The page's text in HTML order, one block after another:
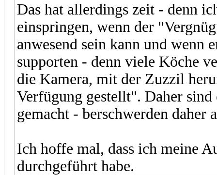
Das hat allerdings zeit - denn
einspringen, wenn der
anwesend sein kann und wenn
supporten - denn viele Köche
die Kamera, mit der Zuzzil
Verfügung gestellt". Daher
gemacht - berschwerden daher
Ich hoffe mal, dass ich meine
durchgeführt habe.